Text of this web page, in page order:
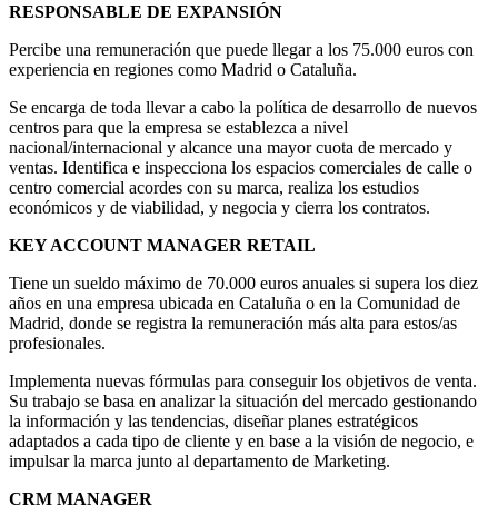
RESPONSABLE DE EXPANSIÓN
Percibe una remuneración que puede llegar a los 75.000 euros con
experiencia en regiones como Madrid o Cataluña.
Se encarga de toda llevar a cabo la política de desarrollo de nuevos
centros para que la empresa se establezca a nivel
nacional/internacional y alcance una mayor cuota de mercado y
ventas. Identifica e inspecciona los espacios comerciales de calle o
centro comercial acordes con su marca, realiza los estudios
económicos y de viabilidad, y negocia y cierra los contratos.
KEY ACCOUNT MANAGER RETAIL
Tiene un sueldo máximo de 70.000 euros anuales si supera los diez
años en una empresa ubicada en Cataluña o en la Comunidad de
Madrid, donde se registra la remuneración más alta para estos/as
profesionales.
Implementa nuevas fórmulas para conseguir los objetivos de venta.
Su trabajo se basa en analizar la situación del mercado gestionando
la información y las tendencias, diseñar planes estratégicos
adaptados a cada tipo de cliente y en base a la visión de negocio, e
impulsar la marca junto al departamento de Marketing.
CRM MANAGER